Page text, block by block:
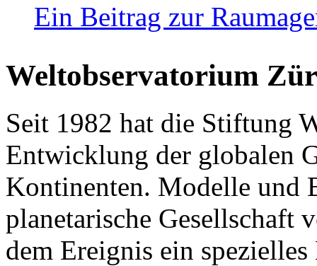
Ein Beitrag zur
Weltobservatorium
Seit 1982 hat die Stiftung
Entwicklung der globalen
Kontinenten. Modelle und
planetarische Gesellschaft
dem Ereignis ein